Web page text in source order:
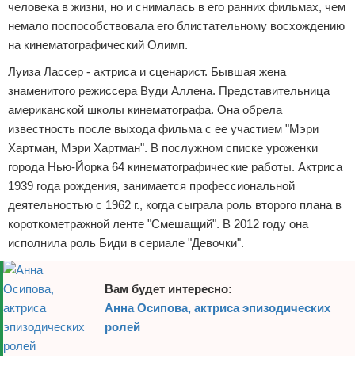
Культура
Экономика
Разное
Условия предоставления информации
Отказ от ответственности
человека в жизни, но и снималась в его ранних фильмах, чем
немало поспособствовала его блистательному восхождению
на кинематографический Олимп.
Луиза Лассер - актриса и сценарист. Бывшая жена
знаменитого режиссера Вуди Аллена. Представительница
американской школы кинематографа. Она обрела
известность после выхода фильма с ее участием "Мэри
Хартман, Мэри Хартман". В послужном списке уроженки
города Нью-Йорка 64 кинематографические работы. Актриса
1939 года рождения, занимается профессиональной
деятельностью с 1962 г., когда сыграла роль второго плана в
короткометражной ленте "Смешащий". В 2012 году она
исполнила роль Биди в сериале "Девочки".
Вам будет интересно:
Анна Осипова, актриса эпизодических
ролей